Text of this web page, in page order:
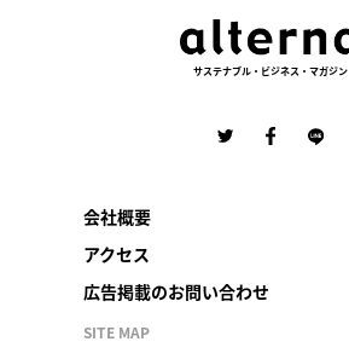
サステナブル・ビジネス・マガジン
会社概要
アクセス
広告掲載のお問い合わせ
SITE MAP